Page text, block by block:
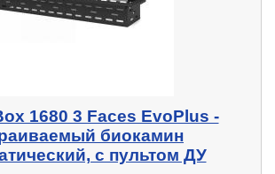
1680 3 Faces EvoPlus -
биокамин
с пультом ДУ